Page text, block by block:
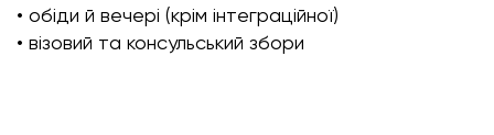
• обіди й вечері (крім інтеграційної)
• візовий та консульський збори